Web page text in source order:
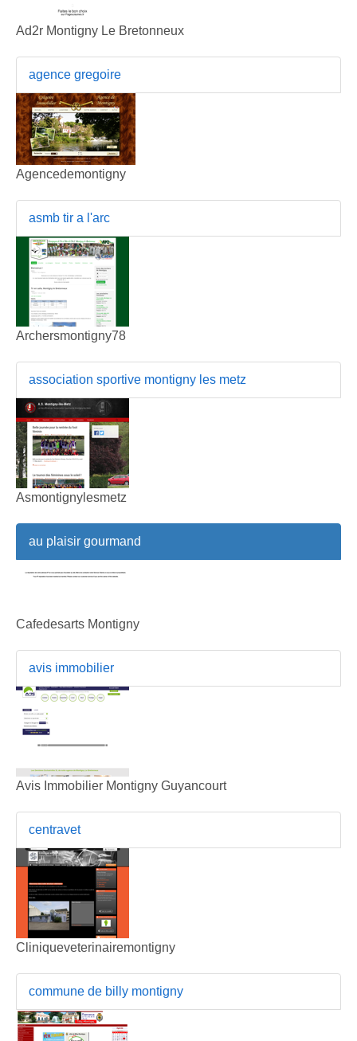
Ad2r Montigny Le Bretonneux
agence gregoire
Agencedemontigny
asmb tir a l'arc
Archersmontigny78
association sportive montigny les metz
Asmontignylesmetz
au plaisir gourmand
Cafedesarts Montigny
avis immobilier
Avis Immobilier Montigny Guyancourt
centravet
Cliniqueveterinairemontigny
commune de billy montigny